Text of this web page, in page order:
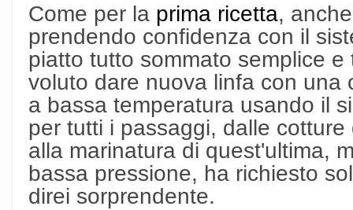
Come per la prima ricetta,
prendendo confidenza con il
piatto tutto sommato semplice
voluto dare nuova linfa con una
a bassa temperatura usando il
per tutti i passaggi, dalle
alla marinatura di quest'ultima,
bassa pressione, ha richiesto
direi sorprendente.